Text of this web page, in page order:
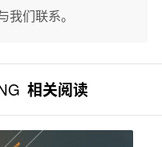
我们联系。
相关阅读